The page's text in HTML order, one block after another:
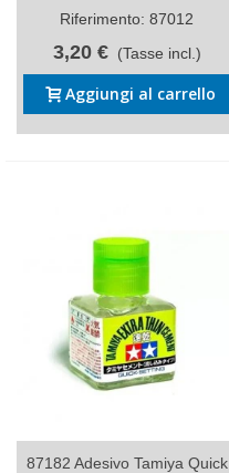
Riferimento: 87012
3,20 € (Tasse incl.)
Aggiungi al carrello
87182 Adesivo Tamiya Quick